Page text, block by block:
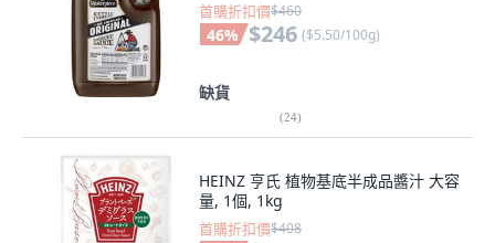
首購折扣價$460
46% $246 ($5.50/100g)
缺貨
(24)
HEINZ 亨氏 植物基底半成品醬汁 大容
量, 1個, 1kg
首購折扣價$408